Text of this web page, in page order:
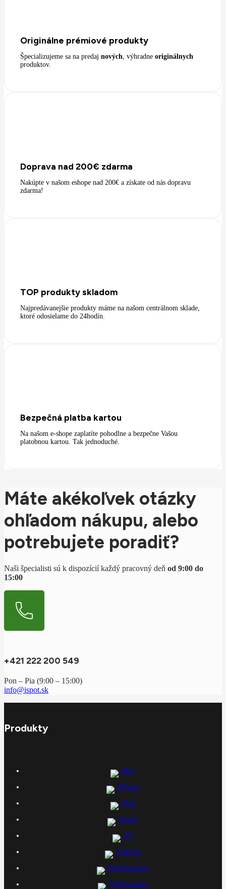
Originálne prémiové produkty
Špecializujeme sa na predaj nových, výhradne originálnych
produktov.
Doprava nad 200€ zdarma
Nakúpte v našom eshope nad 200€ a získate od nás dopravu
zdarma!
TOP produkty skladom
Najpredávanejšie produkty máme na našom centrálnom sklade,
ktoré odosielame do 24hodín.
Bezpečná platba kartou
Na našom e-shope zaplatíte pohodlne a bezpečne Vašou
platobnou kartou. Tak jednoduché.
Máte akékoľvek otázky
ohľadom nákupu, alebo
potrebujete poradiť?
Naši špecialisti sú k dispozícií každý pracovný deň od 9:00 do
15:00
+421 222 200 549
Pon – Pia (9:00 – 15:00)
info@ispot.sk
Produkty
Mac
iPhone
iPad
Watch
TV
AirPods
Príslušenstvo
TOP ponuka